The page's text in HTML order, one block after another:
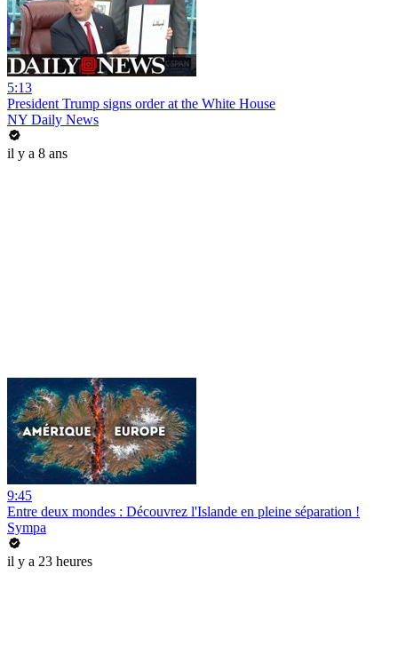
5:13
President Trump signs order at the White House
NY Daily News
il y a 8 ans
9:45
Entre deux mondes : Découvrez l'Islande en pleine séparation !
Sympa
il y a 23 heures